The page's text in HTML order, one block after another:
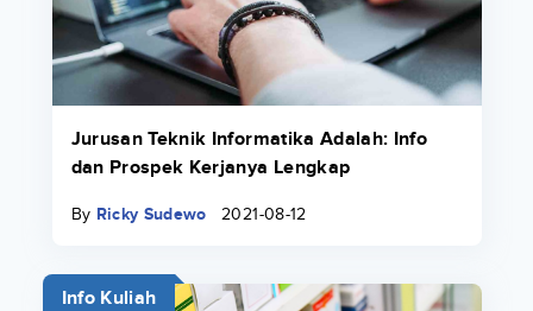
Jurusan Teknik Informatika Adalah: Info
dan Prospek Kerjanya Lengkap
By Ricky Sudewo 2021-08-12
Info Kuliah